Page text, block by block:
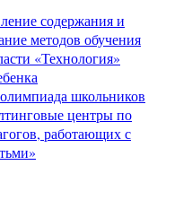
содержания и
методов обучения
«Технология»
школьников
центры по
работающих с